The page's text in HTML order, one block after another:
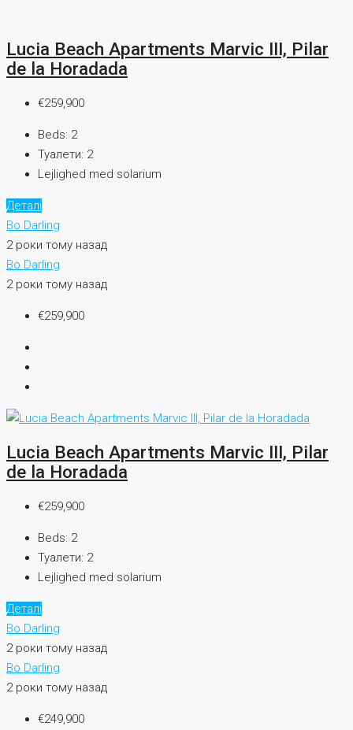
Lucia Beach Apartments Marvic III, Pilar
de la Horadada
€259,900
Beds: 2
Туалети: 2
Lejlighed med solarium
Деталі
Bo Darling
2 роки тому назад
Bo Darling
2 роки тому назад
€259,900
Lucia Beach Apartments Marvic III, Pilar
de la Horadada
€259,900
Beds: 2
Туалети: 2
Lejlighed med solarium
Деталі
Bo Darling
2 роки тому назад
Bo Darling
2 роки тому назад
€249,900